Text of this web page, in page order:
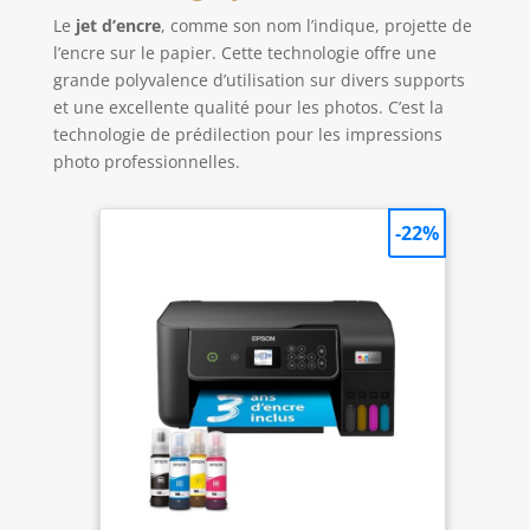
retouche à l'impression avec le logiciel
d'impression et de mise en page professionnel
intuitif de Canon, Professional Print and Layout,
qui vous permet de prendre, de retoucher et
d'imprimer vos photos à partir de programmes de
photographie populaires pour une expérience
Le jet d’encre, comme son nom l’indique, projette de
l’encre sur le papier. Cette technologie offre une
grande polyvalence d’utilisation sur divers supports
et une excellente qualité pour les photos. C’est la
technologie de prédilection pour les impressions
photo professionnelles.
-22%